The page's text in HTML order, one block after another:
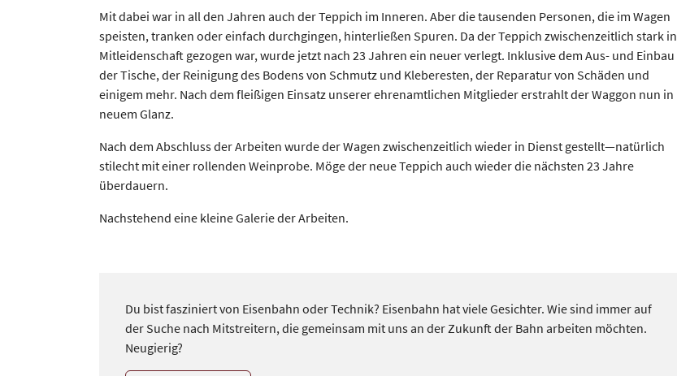
Mit dabei war in all den Jahren auch der Teppich im Inneren. Aber die tausenden Personen, die im Wagen
speisten, tranken oder einfach durchgingen, hinterließen Spuren. Da der Teppich zwischenzeitlich stark in
Mitleidenschaft gezogen war, wurde jetzt nach 23 Jahren ein neuer verlegt. Inklusive dem Aus- und Einbau
der Tische, der Reinigung des Bodens von Schmutz und Kleberesten, der Reparatur von Schäden und
einigem mehr. Nach dem fleißigen Einsatz unserer ehrenamtlichen Mitglieder erstrahlt der Waggon nun in
neuem Glanz.
Nach dem Abschluss der Arbeiten wurde der Wagen zwischenzeitlich wieder in Dienst gestellt—natürlich
stilecht mit einer rollenden Weinprobe. Möge der neue Teppich auch wieder die nächsten 23 Jahre
überdauern.
Nachstehend eine kleine Galerie der Arbeiten.
Du bist fasziniert von Eisenbahn oder Technik? Eisenbahn hat viele Gesichter. Wie sind immer auf
der Suche nach Mitstreitern, die gemeinsam mit uns an der Zukunft der Bahn arbeiten möchten.
Neugierig?